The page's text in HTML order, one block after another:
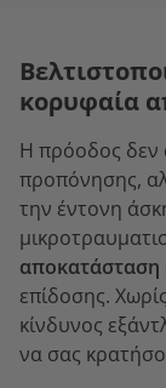
κορυφαία
Η πρόοδος δεν
προπόνησης,
την έντονη
αποκατάσταση
επίδοσης.
κίνδυνος
να σας